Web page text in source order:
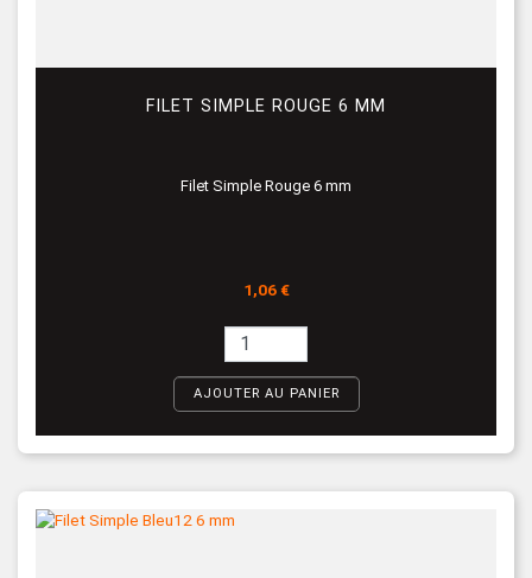
FILET SIMPLE ROUGE 6 MM
Filet Simple Rouge 6 mm
Prix
1,06 €
AJOUTER AU PANIER